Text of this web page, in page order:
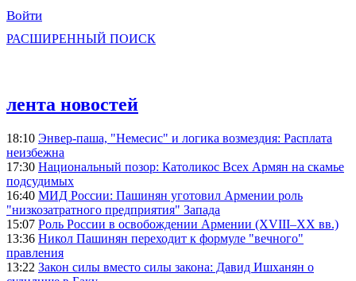
Войти
РАСШИРЕННЫЙ ПОИСК
лента новостей
18:10 Энвер-паша, "Немесис" и логика возмездия: Расплата
неизбежна
17:30 Национальный позор: Католикос Всех Армян на скамье
подсудимых
16:40 МИД России: Пашинян уготовил Армении роль
"низкозатратного предприятия" Запада
15:07 Роль России в освобождении Армении (XVIII–XX вв.)
13:36 Никол Пашинян переходит к формуле "вечного"
правления
13:22 Закон силы вместо силы закона: Давид Ишханян о